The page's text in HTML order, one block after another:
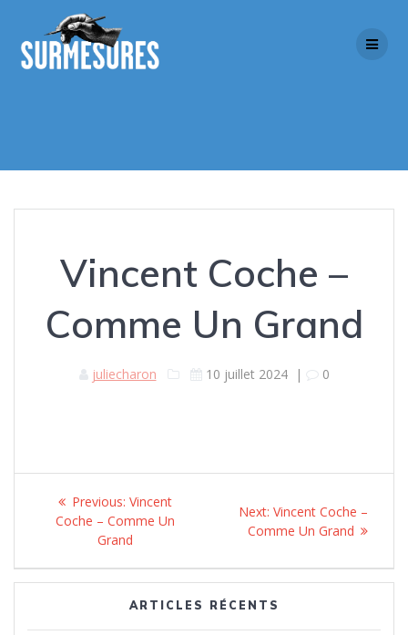
Vincent Coche –
Comme Un Grand
juliecharon 10 juillet 2024| 0
Navigation
l’article
Previous: Previous
post:
Vincent
Coche – Comme Un
Grand
Next: Next
post:
Vincent Coche –
Comme Un Grand
ARTICLES RÉCENTS